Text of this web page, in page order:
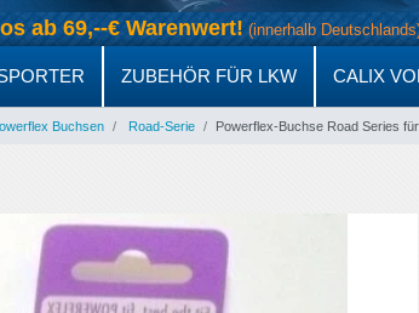
ab 69,--€ Warenwert!(innerhalb
ZUBEHÖR FÜR LKW CALIX
Buchsen Road-Serie Powerflex-Buchse Road Series